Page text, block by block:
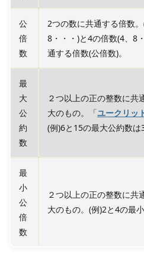
公
倍
数
2つの数に共通する倍数。
8・・・)と4の倍数(4、8
通する倍数(公倍数)。
最
大
公
約
数
２つ以上の正の整数に共
大のもの。「ユークリッ
(例)6と15の最大公約数は
最
小
公
倍
数
２つ以上の正の整数に共
大のもの。(例)2と4の最